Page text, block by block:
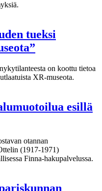
tueksi
on koottu tietoa
XR-museota.
esillä
otannan
(1917-1971)
Finna-hakupalvelussa.